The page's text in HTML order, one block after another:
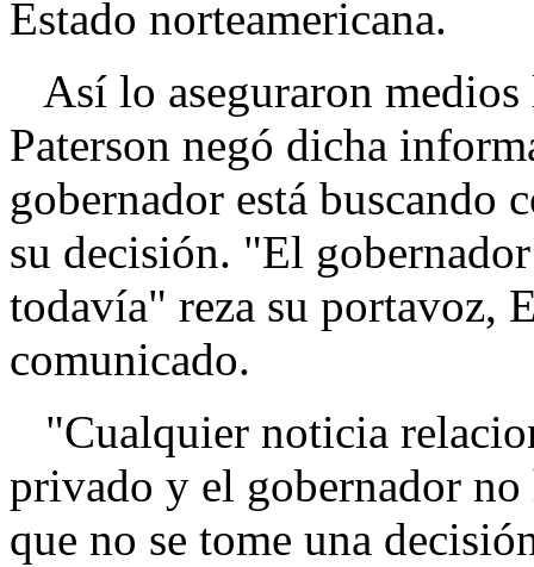
Estado norteamericana.
Así lo aseguraron
Paterson negó dicha
gobernador está buscando
su decisión. "El
todavía" reza su portavoz,
comunicado.
"Cualquier noticia
privado y el gobernador
que no se tome una